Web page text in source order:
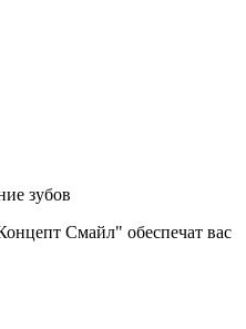
зубов
Смайл" обеспечат вас